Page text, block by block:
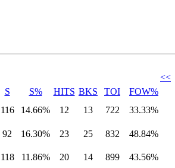
<<
S S% HITS BKS TOI
FOW%
116 14.66% 12 13 722 33.33%
92 16.30% 23 25 832 48.84%
118 11.86% 20 14 899 43.56%